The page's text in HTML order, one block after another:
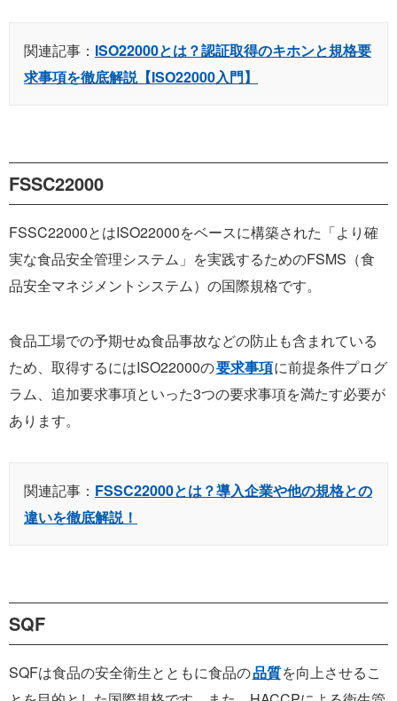
関連記事： ISO22000とは？認証取得のキホンと規格要
求事項を徹底解説【ISO22000入門】
FSSC22000
FSSC22000とはISO22000をベースに構築された「より確
実な食品安全管理システム」を実践するためのFSMS（食
品安全マネジメントシステム）の国際規格です。
食品工場での予期せぬ食品事故などの防止も含まれている
ため、取得するにはISO22000の要求事項に前提条件プログ
ラム、追加要求事項といった3つの要求事項を満たす必要が
あります。
関連記事： FSSC22000とは？導入企業や他の規格との
違いを徹底解説！
SQF
SQFは食品の安全衛生とともに食品の品質を向上させるこ